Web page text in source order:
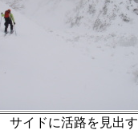
サイドに活路を見出す